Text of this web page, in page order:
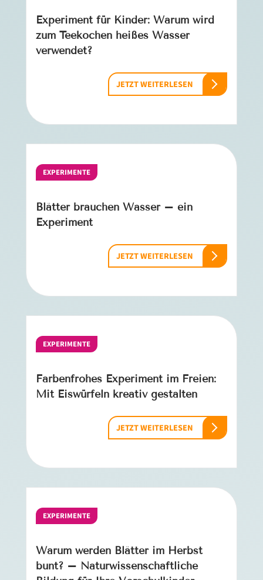
Experiment für Kinder: Warum wird
zum Teekochen heißes Wasser
verwendet?
JETZT WEITERLESEN
EXPERIMENTE
Blätter brauchen Wasser – ein
Experiment
JETZT WEITERLESEN
EXPERIMENTE
Farbenfrohes Experiment im Freien:
Mit Eiswürfeln kreativ gestalten
JETZT WEITERLESEN
EXPERIMENTE
Warum werden Blätter im Herbst
bunt? – Naturwissenschaftliche